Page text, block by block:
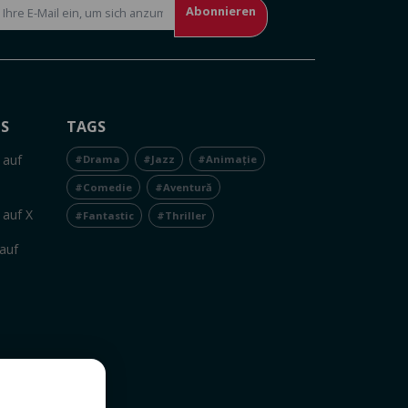
Abonnieren
auf
X
TAGS
#Drama #Jazz #Animație
#Comedie #Aventură
#Fantastic #Thriller